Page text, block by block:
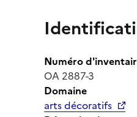
Numéro
OA 2887-3
Domaine
arts décoratifs